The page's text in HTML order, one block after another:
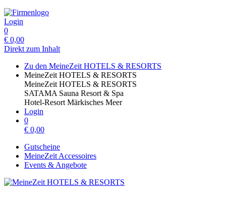
Login
0
€ 0,00
Direkt zum Inhalt
Zu den MeineZeit HOTELS & RESORTS
MeineZeit HOTELS & RESORTS
MeineZeit HOTELS & RESORTS
SATAMA Sauna Resort & Spa
Hotel-Resort Märkisches Meer
Login
0
€ 0,00
Gutscheine
MeineZeit Accessoires
Events & Angebote